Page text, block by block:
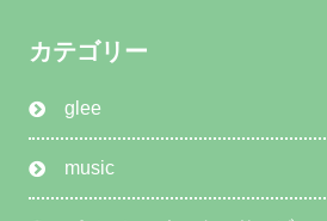
カテゴリー
glee
music